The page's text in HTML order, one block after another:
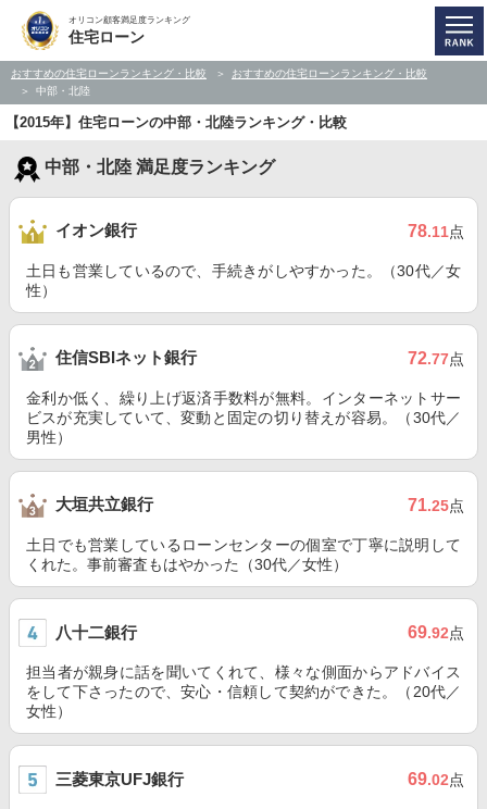
オリコン顧客満足度ランキング
住宅ローン
おすすめの住宅ローンランキング・比較
おすすめの住宅ローンランキング・比較
中部・北陸
【2015年】住宅ローンの中部・北陸ランキング・比較
中部・北陸 満足度ランキング
イオン銀行 78.11点
土日も営業しているので、手続きがしやすかった。（30代／女
性）
住信SBIネット銀行 72.77点
金利か低く、繰り上げ返済手数料が無料。インターネットサー
ビスが充実していて、変動と固定の切り替えが容易。（30代／
男性）
大垣共立銀行 71.25点
土日でも営業しているローンセンターの個室で丁寧に説明して
くれた。事前審査もはやかった（30代／女性）
八十二銀行 69.92点
担当者が親身に話を聞いてくれて、様々な側面からアドバイス
をして下さったので、安心・信頼して契約ができた。（20代／
女性）
三菱東京UFJ銀行 69.02点